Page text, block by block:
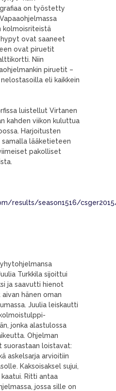
on työstetty
kolmoisriteistä
hypyt ovat saaneet
ovat piruetit
Niin
piruetit –
eli kaikkein
luistellut Virtanen
kahden viikon kuluttua
Harjoitusten
lääketieteen
pakolliset
results/season1516/csger2015/
Turkkila sijoittui
ja saavutti hienot
hänen oman
Juulia leiskautti
jonka alastulossa
Ohjelman
loistavat:
askelsarja arvioitiin
Kaksoisaksel sujui,
Ritti antaa
jossa sille on